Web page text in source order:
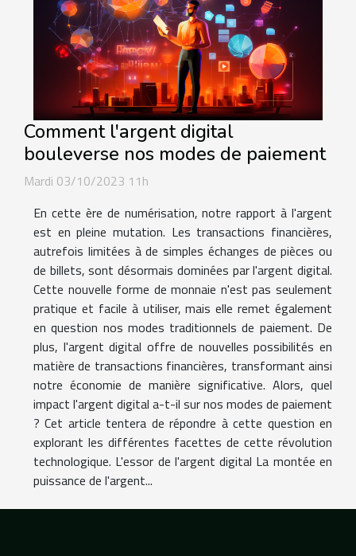
Comment l'argent digital
bouleverse nos modes de paiement
Mardi 03/10/2023 11h
En cette ère de numérisation, notre rapport à l'argent
est en pleine mutation. Les transactions financières,
autrefois limitées à de simples échanges de pièces ou
de billets, sont désormais dominées par l'argent digital.
Cette nouvelle forme de monnaie n'est pas seulement
pratique et facile à utiliser, mais elle remet également
en question nos modes traditionnels de paiement. De
plus, l'argent digital offre de nouvelles possibilités en
matière de transactions financières, transformant ainsi
notre économie de manière significative. Alors, quel
impact l'argent digital a-t-il sur nos modes de paiement
? Cet article tentera de répondre à cette question en
explorant les différentes facettes de cette révolution
technologique. L'essor de l'argent digital La montée en
puissance de l'argent...